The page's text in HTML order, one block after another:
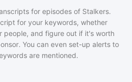
for episodes of Stalkers.
for your keywords, whether
people, and figure out if it's worth
You can even set-up alerts to
are mentioned.